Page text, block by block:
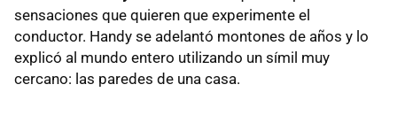
sensaciones que quieren que experimente el
conductor. Handy se adelantó montones de años y lo
explicó al mundo entero utilizando un símil muy
cercano: las paredes de una casa.